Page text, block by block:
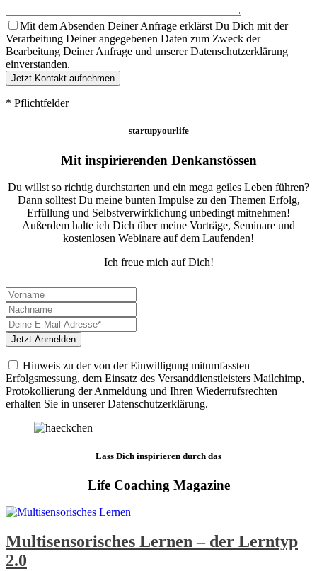
Mit dem Absenden Deiner Anfrage erklärst Du Dich mit der
Verarbeitung Deiner angegebenen Daten zum Zweck der
Bearbeitung Deiner Anfrage und unserer Datenschutzerklärung
einverstanden.
* Pflichtfelder
startupyourlife
Mit inspirierenden Denkanstössen
Du willst so richtig durchstarten und ein mega geiles Leben führen?
Dann solltest Du meine bunten Impulse zu den Themen Erfolg,
Erfüllung und Selbstverwirklichung unbedingt mitnehmen!
Außerdem halte ich Dich über meine Vorträge, Seminare und
kostenlosen Webinare auf dem Laufenden!
Ich freue mich auf Dich!
Hinweis zu der von der Einwilligung mitumfassten
Erfolgsmessung, dem Einsatz des Versanddienstleisters Mailchimp,
Protokollierung der Anmeldung und Ihren Wiederrufsrechten
erhalten Sie in unserer Datenschutzerklärung.
Lass Dich inspirieren durch das
Life Coaching Magazine
Multisensorisches Lernen – der Lerntyp
2.0